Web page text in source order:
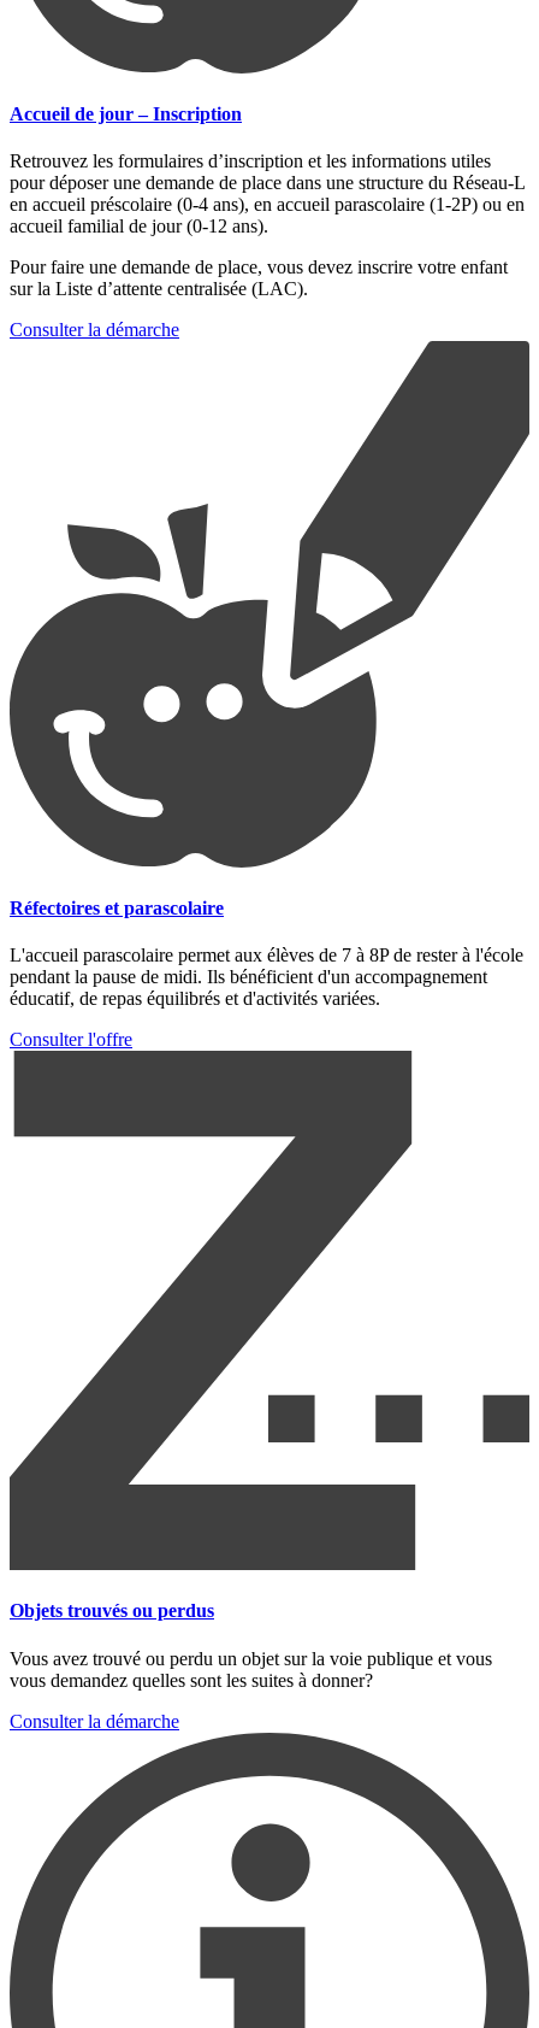
Accueil de jour – Inscription
Retrouvez les formulaires d’inscription et les informations utiles
pour déposer une demande de place dans une structure du Réseau-L
en accueil préscolaire (0-4 ans), en accueil parascolaire (1-2P) ou en
accueil familial de jour (0-12 ans).
Pour faire une demande de place, vous devez inscrire votre enfant
sur la Liste d’attente centralisée (LAC).
Consulter la démarche
Réfectoires et parascolaire
L'accueil parascolaire permet aux élèves de 7 à 8P de rester à l'école
pendant la pause de midi. Ils bénéficient d'un accompagnement
éducatif, de repas équilibrés et d'activités variées.
Consulter l'offre
Objets trouvés ou perdus
Vous avez trouvé ou perdu un objet sur la voie publique et vous
vous demandez quelles sont les suites à donner?
Consulter la démarche